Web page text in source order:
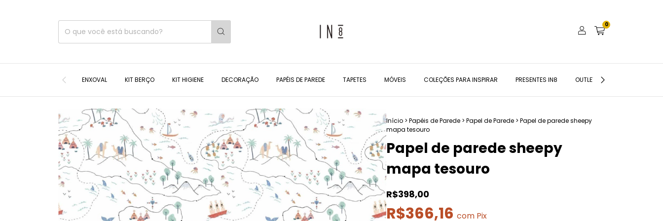
0
ENXOVAL KIT BERÇO KIT HIGIENE DECORAÇÃO PAPÉIS DE PAREDE TAPETES MÓVEIS COLEÇÕES PARA INSPIRAR PRESENTES IN8 OUTLET
Início > Papéis de Parede > Papel de Parede > Papel de parede sheepy
mapa tesouro
Papel de parede sheepy
mapa tesouro
R$398,00
R$366,16 com Pix